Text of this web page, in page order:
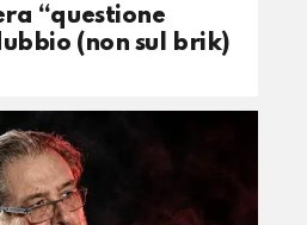
“questione
(non sul brik)